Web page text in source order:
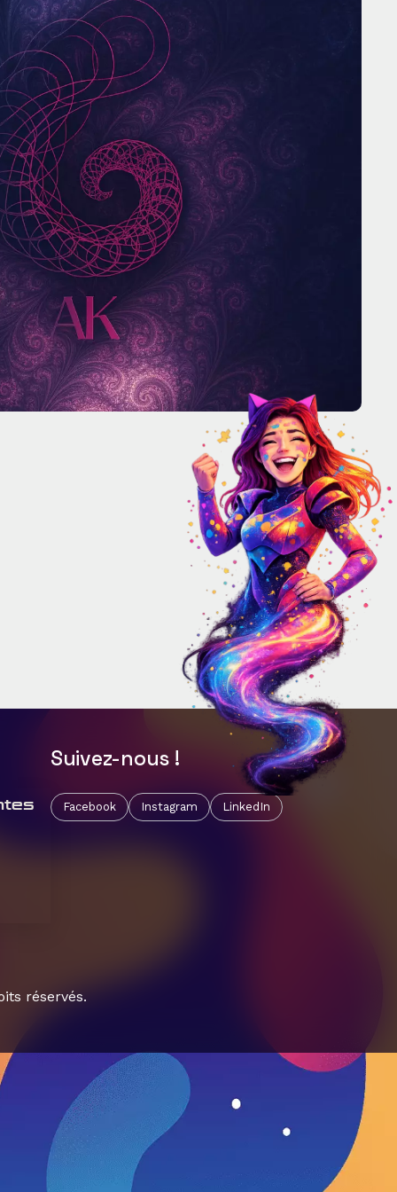
Suivez-nous !
Facebook Instagram LinkedIn
réservés.